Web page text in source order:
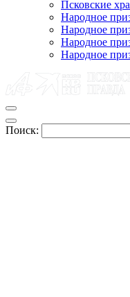
Псковские
Народное
Народное
Народное
Народное
Поиск: